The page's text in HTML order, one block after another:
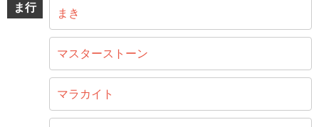
ま行 まき
マスターストーン
マラカイト